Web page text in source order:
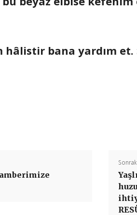
hâlistir bana yardım